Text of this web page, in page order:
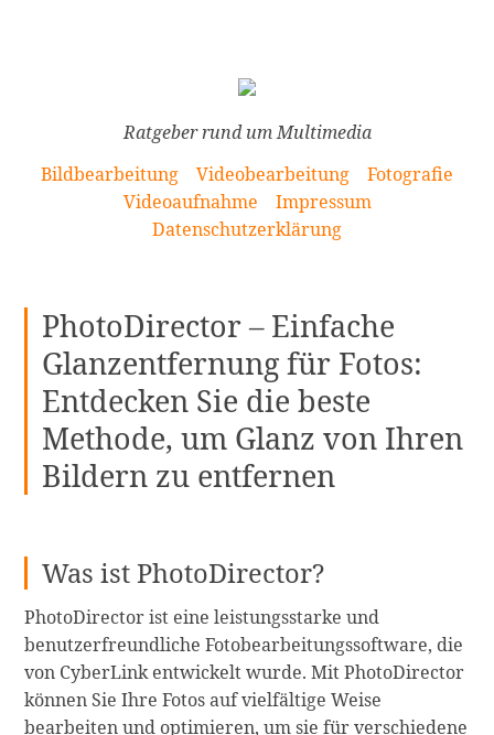
Ratgeber rund um Multimedia
Bildbearbeitung
Videobearbeitung
Fotografie
Videoaufnahme
Impressum
Datenschutzerklärung
PhotoDirector – Einfache
Glanzentfernung für Fotos:
Entdecken Sie die beste
Methode, um Glanz von Ihren
Bildern zu entfernen
Was ist PhotoDirector?
PhotoDirector ist eine leistungsstarke und
benutzerfreundliche Fotobearbeitungssoftware, die
von CyberLink entwickelt wurde. Mit PhotoDirector
können Sie Ihre Fotos auf vielfältige Weise
bearbeiten und optimieren, um sie für verschiedene